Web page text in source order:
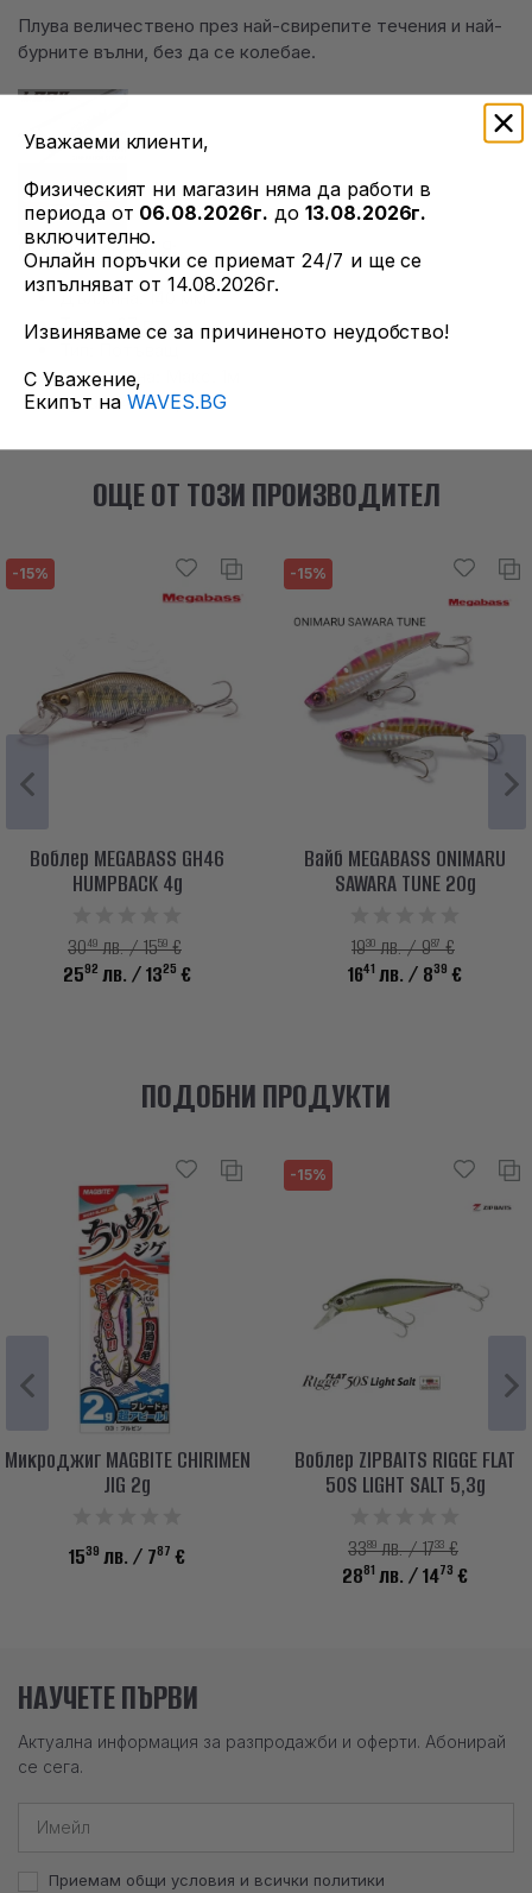
Плува величествено през най-свирепите течения и най-
бурните вълни, без да се колебае.
СПЕЦИФИКАЦИЯ:
Дължина: 140 мм
Тегло: 27 гр
Дълбочина: Макс. 1м
Кука: #4 x 3 бр
ОЩЕ ОТ ТОЗИ ПРОИЗВОДИТЕЛ
-15%
Воблер MEGABASS GH46
HUMPBACK 4g
3049лв. / 1559€
2592 лв. / 1325 €
-15%
Вайб MEGABASS ONIMARU
SAWARA TUNE 20g
1930лв. / 987€
1641 лв. / 839 €
ПОДОБНИ ПРОДУКТИ
Микроджиг MAGBITE CHIRIMEN
JIG 2g
1539 лв. / 787 €
-15%
Воблер ZIPBAITS RIGGE FLAT
50S LIGHT SALT 5,3g
3389лв. / 1733€
2881 лв. / 1473 €
НАУЧЕТЕ ПЪРВИ
Актуална информация за разпродажби и оферти. Абонирай
се сега.
Приемам общи условия и всички политики
Уважаеми клиенти,
Физическият ни магазин няма да работи в
периода от 06.08.2026г. до 13.08.2026г.
включително.
Онлайн поръчки се приемат 24/7 и ще се
изпълняват от 14.08.2026г.
Извиняваме се за причиненото неудобство!
С Уважение,
Екипът на WAVES.BG